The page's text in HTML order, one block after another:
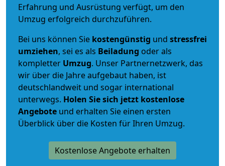
Erfahrung und Ausrüstung verfügt, um den
Umzug erfolgreich durchzuführen.
Bei uns können Sie kostengünstig und stressfrei
umziehen, sei es als Beiladung oder als
kompletter Umzug. Unser Partnernetzwerk, das
wir über die Jahre aufgebaut haben, ist
deutschlandweit und sogar international
unterwegs. Holen Sie sich jetzt kostenlose
Angebote und erhalten Sie einen ersten
Überblick über die Kosten für Ihren Umzug.
Kostenlose Angebote erhalten